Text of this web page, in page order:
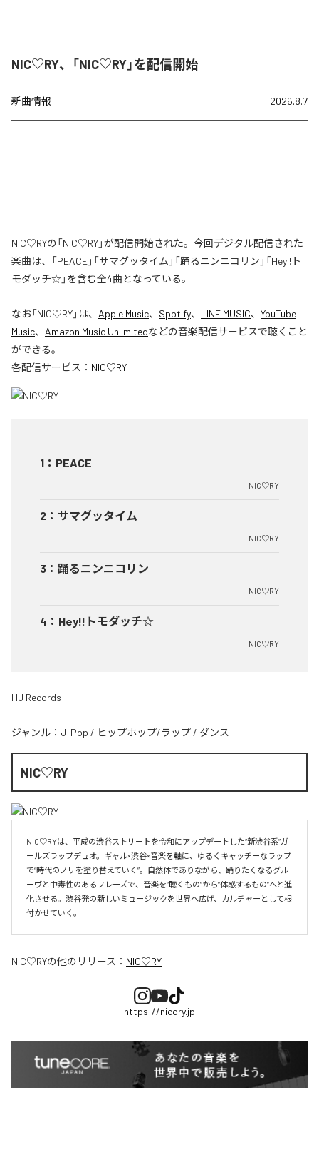
NIC♡RY、「NIC♡RY」を配信開始
新曲情報 2026.8.7
NIC♡RYの「NIC♡RY」が配信開始された。今回デジタル配信された
楽曲は、「PEACE」「サマグッタイム」「踊るニンニコリン」「Hey!!ト
モダッチ☆」を含む全4曲となっている。
なお「NIC♡RY」は、 Apple Music、 Spotify、 LINE MUSIC、 YouTube
Music、 Amazon Music Unlimitedなどの音楽配信サービスで聴くこと
ができる。
各配信サービス： NIC♡RY
1 ： PEACE
NIC♡RY
2 ： サマグッタイム
NIC♡RY
3 ： 踊るニンニコリン
NIC♡RY
4 ： Hey!!トモダッチ☆
NIC♡RY
HJ Records
ジャンル： J-Pop / ヒップホップ/ラップ / ダンス
NIC♡RY
NIC♡RYは、平成の渋谷ストリートを令和にアップデートした“新渋谷系”ガ
ールズラップデュオ。ギャル×渋谷×音楽を軸に、ゆるくキャッチーなラップ
で“時代のノリを塗り替えていく”。自然体でありながら、踊りたくなるグル
ーヴと中毒性のあるフレーズで、音楽を“聴くもの”から“体感するもの”へと進
化させる。渋谷発の新しいミュージックを世界へ広げ、カルチャーとして根
付かせていく。
NIC♡RYの他のリリース： NIC♡RY
https://nicory.jp